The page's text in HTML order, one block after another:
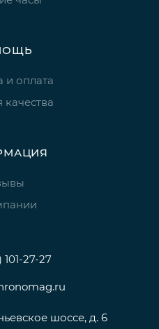
и оплата
качества
101-27-27
шоссе, д. 6